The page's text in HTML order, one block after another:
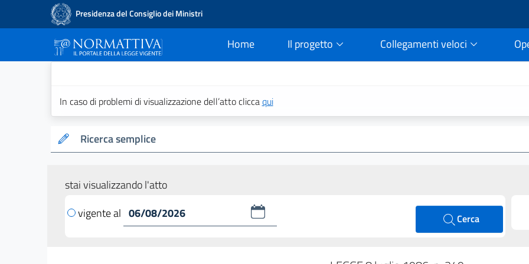
Presidenza del Consiglio dei Ministri
Home
current Il progetto Collegamenti veloci
In caso di problemi di visualizzazione dell’atto cliccaqui
Ricerca semplice
stai visualizzando l'atto
vigente al
Cerca